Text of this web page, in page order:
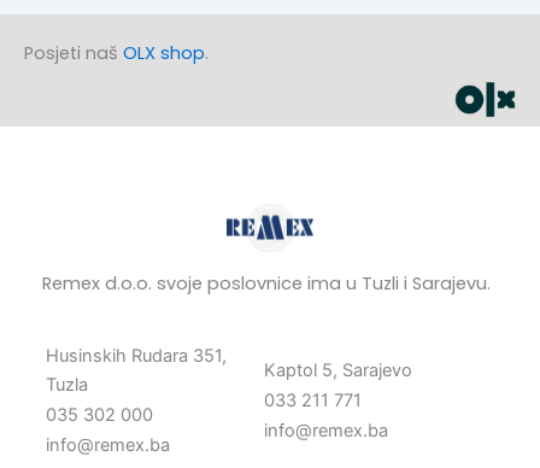
Posjeti naš OLX shop.
Remex d.o.o. svoje poslovnice ima u Tuzli i Sarajevu.
Husinskih Rudara 351,
Tuzla
035 302 000
info@remex.ba
Kaptol 5, Sarajevo
033 211 771
info@remex.ba